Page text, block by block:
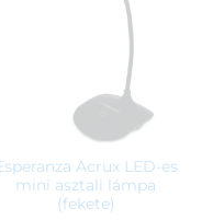
Acrux LED-es
mini asztali lámpa
(fekete)